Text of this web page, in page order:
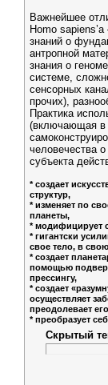
Важнейшее
Homo
знаний о
антропной
знания о
системе,
сенсорных
прочих),
Практика
(включающая в
человечества
субъекта
* создает
структур,
* изменяет по
планеты,
* модифицирует
* гигантски
свое тело, в
* создает
помощью
прессингу,
* создает
осуществляет
преодолевает
* преобразует
Скрытый